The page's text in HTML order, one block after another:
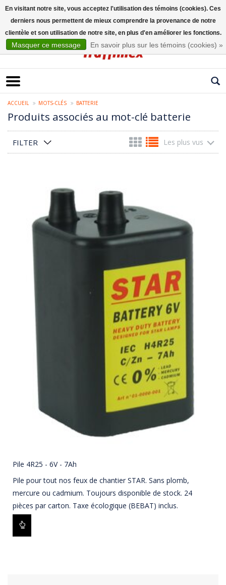
ACCUEIL MOTS-CLÉS BATTERIE
Produits associés au mot-clé batterie
FILTER Les plus vus
Pile 4R25 - 6V - 7Ah
Pile pour tout nos feux de chantier STAR. Sans plomb,
mercure ou cadmium. Toujours disponible de stock. 24
pièces par carton. Taxe écologique (BEBAT) inclus.
En visitant notre site, vous acceptez l'utilisation des témoins (cookies). Ces
derniers nous permettent de mieux comprendre la provenance de notre
clientèle et son utilisation de notre site, en plus d'en améliorer les fonctions.
Masquer ce message En savoir plus sur les témoins (cookies) »